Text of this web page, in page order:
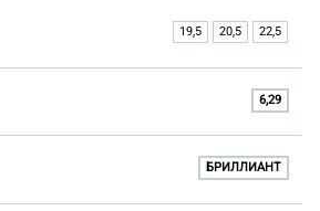
19,5 20,5 22,5
6,29
БРИЛЛИАНТ